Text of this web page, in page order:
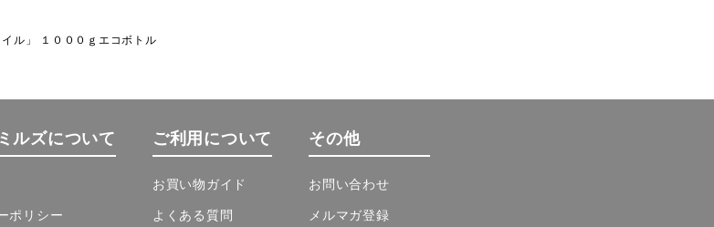
ル」 １０００ｇエコボトル
ルズについて
ポリシー
ご利用について
お買い物ガイド
よくある質問
その他
お問い合わせ
メルマガ登録